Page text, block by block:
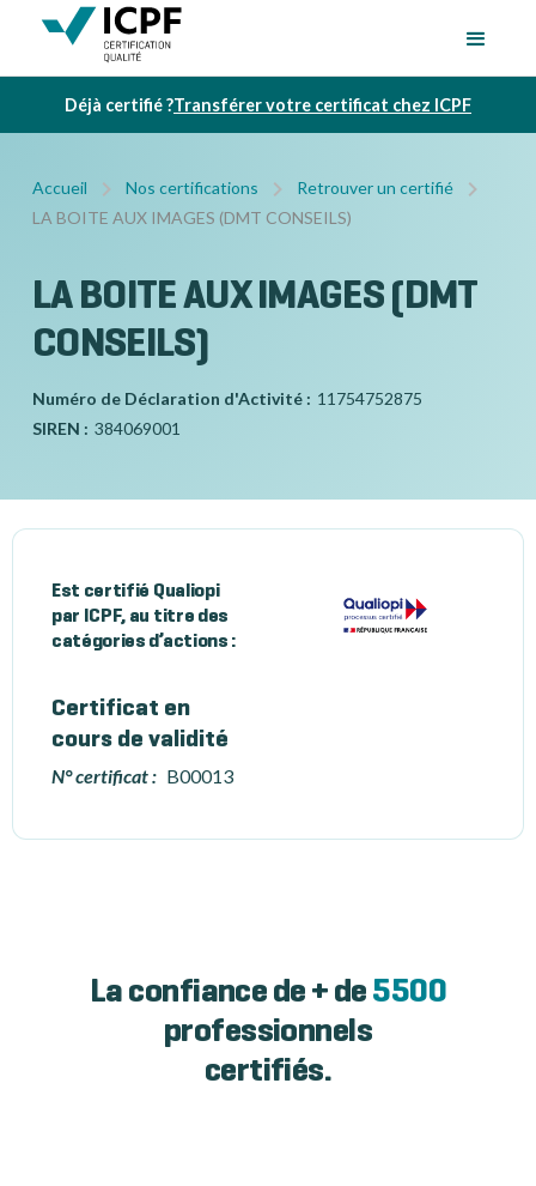
Déjà certifié ?Transférer votre certificat chez ICPF
Accueil Nos certifications
Retrouver un certifié
LA BOITE AUX IMAGES (DMT CONSEILS)
LA BOITE AUX IMAGES (DMT
CONSEILS)
Numéro de Déclaration d'Activité : 11754752875
SIREN : 384069001
Est certifié Qualiopi
par ICPF, au titre des
catégories d’actions :
Certificat en
cours de validité
N° certificat : B00013
La confiance de + de 5500
professionnels
certifiés.